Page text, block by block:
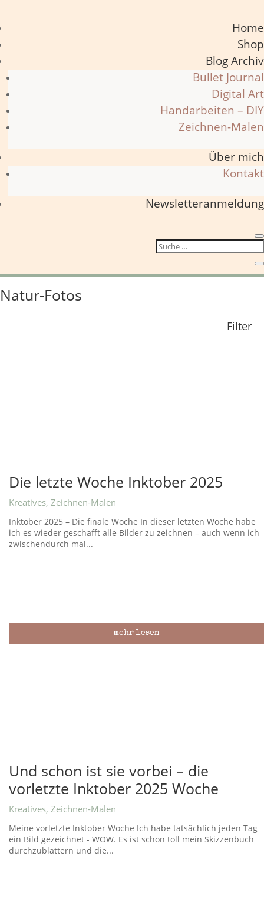
Home
Shop
Blog Archiv
Bullet Journal
Digital Art
Handarbeiten – DIY
Zeichnen-Malen
Über mich
Kontakt
Newsletteranmeldung
Natur-Fotos
Filter
Die letzte Woche Inktober 2025
Kreatives, Zeichnen-Malen
Inktober 2025 – Die finale Woche In dieser letzten Woche habe
ich es wieder geschafft alle Bilder zu zeichnen – auch wenn ich
zwischendurch mal...
mehr lesen
Und schon ist sie vorbei – die
vorletzte Inktober 2025 Woche
Kreatives, Zeichnen-Malen
Meine vorletzte Inktober Woche Ich habe tatsächlich jeden Tag
ein Bild gezeichnet - WOW. Es ist schon toll mein Skizzenbuch
durchzublättern und die...